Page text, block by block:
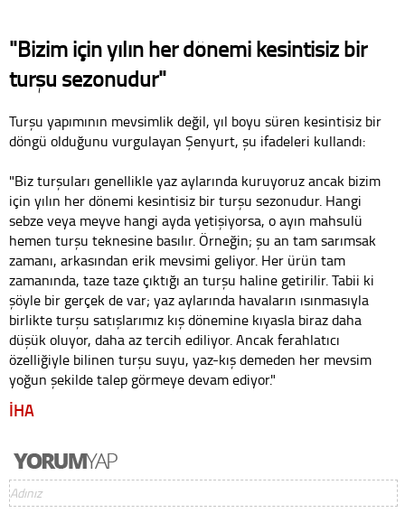
"Bizim için yılın her dönemi kesintisiz bir
turşu sezonudur"
Turşu yapımının mevsimlik değil, yıl boyu süren kesintisiz bir
döngü olduğunu vurgulayan Şenyurt, şu ifadeleri kullandı:
"Biz turşuları genellikle yaz aylarında kuruyoruz ancak bizim
için yılın her dönemi kesintisiz bir turşu sezonudur. Hangi
sebze veya meyve hangi ayda yetişiyorsa, o ayın mahsulü
hemen turşu teknesine basılır. Örneğin; şu an tam sarımsak
zamanı, arkasından erik mevsimi geliyor. Her ürün tam
zamanında, taze taze çıktığı an turşu haline getirilir. Tabii ki
şöyle bir gerçek de var; yaz aylarında havaların ısınmasıyla
birlikte turşu satışlarımız kış dönemine kıyasla biraz daha
düşük oluyor, daha az tercih ediliyor. Ancak ferahlatıcı
özelliğiyle bilinen turşu suyu, yaz-kış demeden her mevsim
yoğun şekilde talep görmeye devam ediyor."
İHA